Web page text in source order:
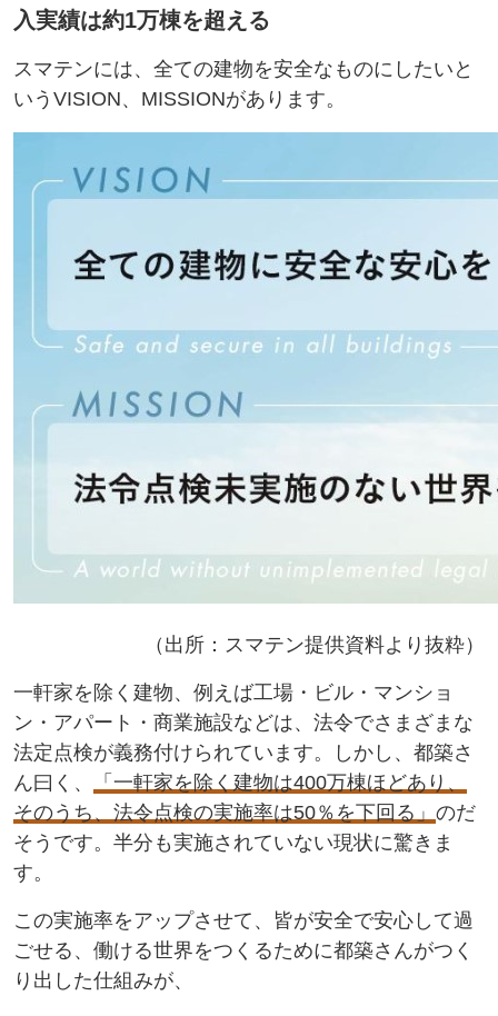
入実績は約1万棟を超える
スマテンには、全ての建物を安全なものにしたいと
いうVISION、MISSIONがあります。
（出所：スマテン提供資料より抜粋）
一軒家を除く建物、例えば工場・ビル・マンショ
ン・アパート・商業施設などは、法令でさまざまな
法定点検が義務付けられています。しかし、都築さ
ん曰く、
「一軒家を除く建物は400万棟ほどあり、
そのうち、法令点検の実施率は50％を下回る」 のだ
そうです。半分も実施されていない現状に驚きま
す。
この実施率をアップさせて、皆が安全で安心して過
ごせる、働ける世界をつくるために都築さんがつく
り出した仕組みが、